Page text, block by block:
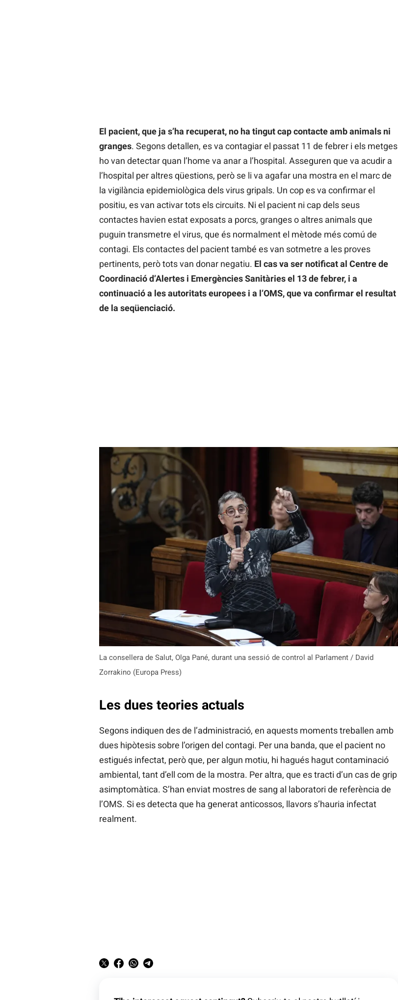
El pacient, que ja s’ha recuperat, no ha tingut cap contacte amb animals ni
granges. Segons detallen, es va contagiar el passat 11 de febrer i els metges
ho van detectar quan l’home va anar a l’hospital. Asseguren que va acudir a
l’hospital per altres qüestions, però se li va agafar una mostra en el marc de
la vigilància epidemiològica dels virus gripals. Un cop es va confirmar el
positiu, es van activar tots els circuits. Ni el pacient ni cap dels seus
contactes havien estat exposats a porcs, granges o altres animals que
puguin transmetre el virus, que és normalment el mètode més comú de
contagi. Els contactes del pacient també es van sotmetre a les proves
pertinents, però tots van donar negatiu. El cas va ser notificat al Centre de
Coordinació d’Alertes i Emergències Sanitàries el 13 de febrer, i a
continuació a les autoritats europees i a l’OMS, que va confirmar el resultat
de la seqüenciació.
La consellera de Salut, Olga Pané, durant una sessió de control al Parlament / David
Zorrakino (Europa Press)
Les dues teories actuals
Segons indiquen des de l’administració, en aquests moments treballen amb
dues hipòtesis sobre l’origen del contagi. Per una banda, que el pacient no
estigués infectat, però que, per algun motiu, hi hagués hagut contaminació
ambiental, tant d’ell com de la mostra. Per altra, que es tracti d’un cas de grip
asimptomàtica. S’han enviat mostres de sang al laboratori de referència de
l’OMS. Si es detecta que ha generat anticossos, llavors s’hauria infectat
realment.